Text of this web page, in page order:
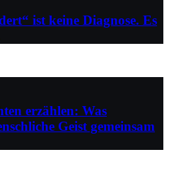
ist keine Diagnose. Es
erzählen: Was
Geist gemeinsam